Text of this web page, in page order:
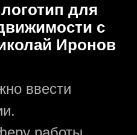
для
с
Иронов
ввести